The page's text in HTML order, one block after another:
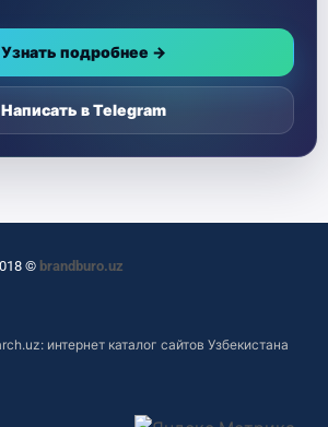
Узнать подробнее →
Написать в Telegram
© brandburo.uz
интернет каталог сайтов Узбекистана